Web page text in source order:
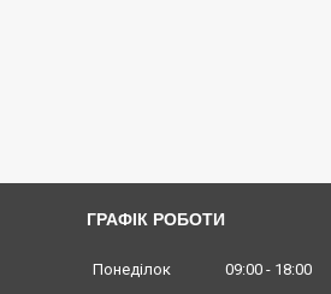
ГРАФІК РОБОТИ
Понеділок 09:00
18:00